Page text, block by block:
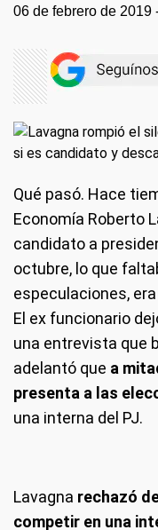
06 de febrero de 2019
Qué pasó. Hace
Economía Roberto
candidato a
octubre, lo que
especulaciones,
El ex funcionario
una entrevista que
adelantó que a
presenta a las
una interna del PJ.
Lavagna rechazó
competir en una